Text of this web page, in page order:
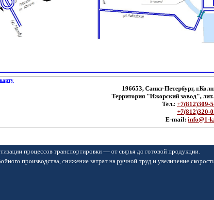
196653, Санкт-Петербург,
Территория "Ижорский завод",
Тел.: +7(812)309-
+7(812)320-
E-mail: info@1-
процессов транспортировки — от сырья до готовой продукции.
производства, снижение затрат на ручной труд и увеличение